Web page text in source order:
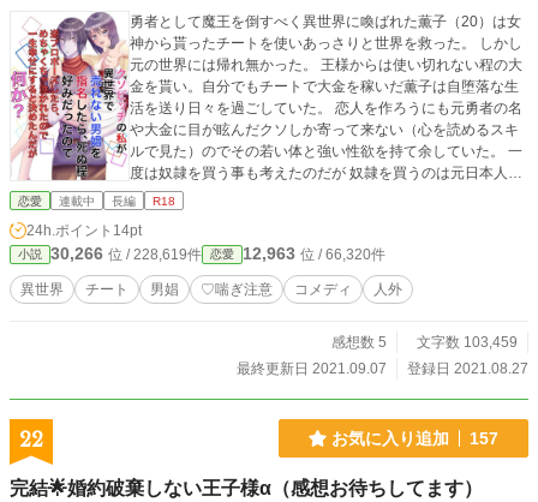
勇者として魔王を倒すべく異世界に喚ばれた薫子（20）は女
神から貰ったチートを使いあっさりと世界を救った。 しかし
元の世界には帰れ無かった。 王様からは使い切れない程の大
金を貰い。自分でもチートで大金を稼いだ薫子は自堕落な生
活を送り日々を過ごしていた。 恋人を作ろうにも元勇者の名
や大金に目が眩んだクソしか寄って来ない（心を読めるスキ
ルで見た）のでその若い体と強い性欲を持て余していた。 一
度は奴隷を買う事も考えたのだが 奴隷を買うのは元日本人の
薫子的にはハードルが高かった。 そしてある日ふと思う。 そ
だ。それなら奴隷を買うよりはハードルが下がる。ワンナイ
トラブ性欲解消には丁度いい。 意気揚々と出掛けたが今すぐ
に空いているのは人気の無い男娼だけだった。 折角来たのに
帰るのもアレだからと好奇心からその男娼を指名してみると
ッツリR18 エロ描写は下品です。 主人公はクソビッチで頭悪
いです。 人によっては不快になるかも知れません。ご了承く
恋愛 連載中 長編 R18
24h.ポイント 14pt
小説 30,266 位 / 228,619件 恋愛 12,963 位 / 66,320件
異世界 チート 男娼 ♡喘ぎ注意 コメディ 人外
感想数 5
文字数 103,459
最終更新日 2021.09.07
登録日 2021.08.27
22 お気に入り追加 157
完結🌟婚約破棄しない王子様α（感想お待ちしてます）